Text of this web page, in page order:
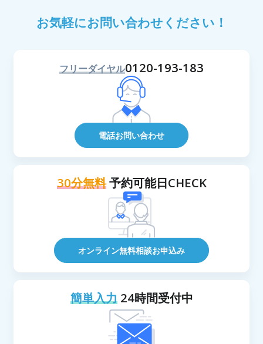
お気軽にお問い合わせください！
フリーダイヤル0120-193-183
電話お問い合わせ
30分無料予約可能日CHECK
オンライン無料相談お申込み
簡単入力24時間受付中